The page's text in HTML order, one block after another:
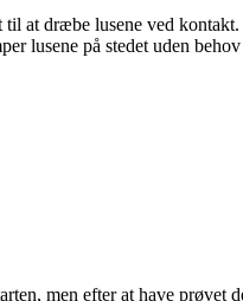
at dræbe lusene ved
lusene på stedet uden
men efter at have